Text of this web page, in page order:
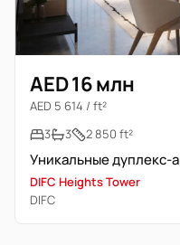
AED 16 млн
AED 5 614 / ft²
3
3 2 850 ft²
DIFC Heights Tower
DIFC